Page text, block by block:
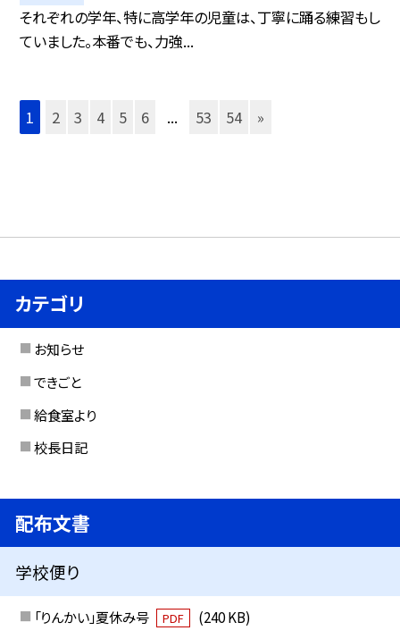
それぞれの学年、特に高学年の児童は、丁寧に踊る練習もし
ていました。本番でも、力強...
1 2 3 4 5 6 ... 53 54 »
カテゴリ
お知らせ
できごと
給食室より
校長日記
配布文書
学校便り
「りんかい」夏休み号 PDF
(240 KB)